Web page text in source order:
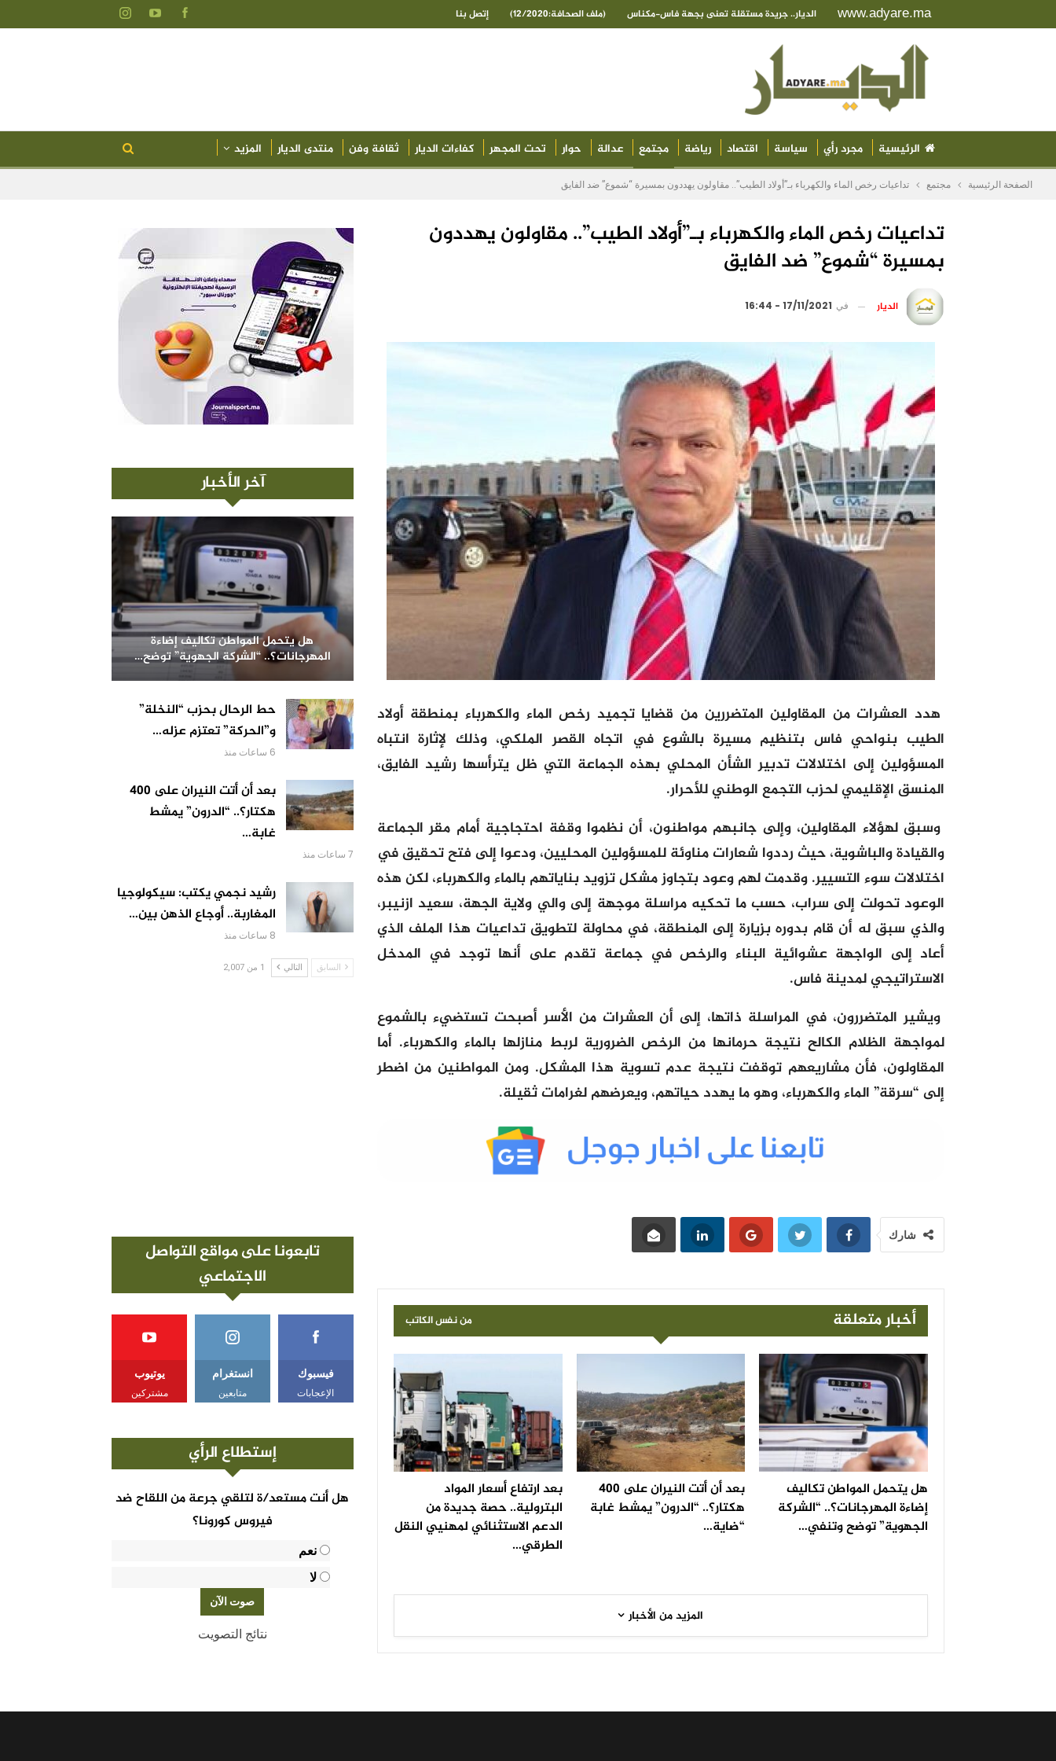
www.adyare.ma الديار.. جريدة مستقلة تعنى بجهة فاس-مكناس (ملف الصحافة:12/2020) إتصل بنا
الرئيسية مجرد رأي سياسة اقتصاد رياضة مجتمع عدالة حوار تحت المجهر كفاءات الديار ثقافة وفن منتدى الديار المزيد
الصفحة الرئيسية مجتمع تداعيات رخص الماء والكهرباء بـ”أولاد الطيب”.. مقاولون يهددون بمسيرة “شموع” ضد الفايق
تداعيات رخص الماء والكهرباء بـ”أولاد الطيب”.. مقاولون يهددون
بمسيرة “شموع” ضد الفايق
الديار في 17/11/2021 - 16:44
هدد العشرات من المقاولين المتضررين من قضايا تجميد رخص الماء والكهرباء بمنطقة أولاد
الطيب بنواحي فاس بتنظيم مسيرة بالشوع في اتجاه القصر الملكي، وذلك لإثارة انتباه
المسؤولين إلى اختلالات تدبير الشأن المحلي بهذه الجماعة التي ظل يترأسها رشيد الفايق،
المنسق الإقليمي لحزب التجمع الوطني للأحرار.
وسبق لهؤلاء المقاولين، وإلى جانبهم مواطنون، أن نظموا وقفة احتجاجية أمام مقر الجماعة
والقيادة والباشوية، حيث رددوا شعارات مناوئة للمسؤولين المحليين، ودعوا إلى فتح تحقيق في
اختلالات سوء التسيير. وقدمت لهم وعود بتجاوز مشكل تزويد بناياتهم بالماء والكهرباء، لكن هذه
الوعود تحولت إلى سراب، حسب ما تحكيه مراسلة موجهة إلى والي ولاية الجهة، سعيد ازنيبر،
والذي سبق له أن قام بدوره بزيارة إلى المنطقة، في محاولة لتطويق تداعيات هذا الملف الذي
أعاد إلى الواجهة عشوائية البناء والرخص في جماعة تقدم على أنها توجد في المدخل
الاستراتيجي لمدينة فاس.
ويشير المتضررون، في المراسلة ذاتها، إلى أن العشرات من الأسر أصبحت تستضيء بالشموع
لمواجهة الظلام الكالح نتيجة حرمانها من الرخص الضرورية لربط منازلها بالماء والكهرباء. أما
المقاولون، فأن مشاريعهم توقفت نتيجة عدم تسوية هذا المشكل. ومن المواطنين من اضطر
إلى “سرقة” الماء والكهرباء، وهو ما يهدد حياتهم، ويعرضهم لغرامات ثقيلة.
شارك
أخبار متعلقة من نفس الكاتب
هل يتحمل المواطن تكاليف
إضاءة المهرجانات؟.. “الشركة
الجهوية” توضح وتنفي…
بعد أن أتت النيران على 400
هكتار؟.. “الدرون” يمشط غابة
“ضاية…
بعد ارتفاع أسعار المواد
البترولية.. حصة جديدة من
الدعم الاستثنائي لمهنيي النقل
الطرقي…
المزيد من الأخبار
آخر الأخبار
هل يتحمل المواطن تكاليف إضاءة
المهرجانات؟.. “الشركة الجهوية” توضح…
حط الرحال بحزب “النخلة”
و”الحركة” تعتزم عزله…
6 ساعات منذ
بعد أن أتت النيران على 400
هكتار؟.. “الدرون” يمشط
غابة…
7 ساعات منذ
رشيد نجمي يكتب: سيكولوجيا
المغاربة.. أوجاع الذهن بين…
8 ساعات منذ
السابق التالي 1 من 2,007
تابعونا على مواقع التواصل
الاجتماعي
فيسبوك
الإعجابات
انستغرام
متابعين
يوتيوب
مشتركين
إستطلاع الرأي
هل أنت مستعد/ة لتلقي جرعة من اللقاح ضد
فيروس كورونا؟
نعم
لا
نتائج التصويت